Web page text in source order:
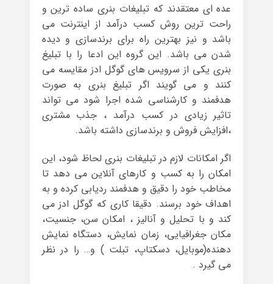
عده ای معتقدند که تبلیغات بنری ساده ترین و
راحت ترین روش کسب درآمد از اینترنت می
باشد و نیز بهترین راه برای برندسازی و دیده
شدن می باشد. این گروه این ادعا را با تبلیغ
بنری یکی از سرویس های گوگل ادز مقایسه می
کنند و می گویند اگر تبلیغ بنری به صورت
هدفمند و کارشناسی شده اجرا شود می تواند
تاثیر زیادی در کسب درآمد ، جذب مشتری
،افزایش فروش و برندسازی داشته باشد.
اگر امکانات لازم در تبلیغات بنری لحاظ شود، این
امکان را به کسب و کارهای آنلاین می دهد تا
مخاطب خود را دقیق و هدفمند ردیابی کرده و به
اهداف خود برسند. دقیقا کاری که گوگل ادز می
کند و با تحلیل و آنالیز ، امکان سن، جنسیت،
مکان جغرافیایی، زمان نمایش، دستگاه نمایش
دهنده(موبایل، دسکتاپ، تبلت ) و… را در نظر
می گیرد .